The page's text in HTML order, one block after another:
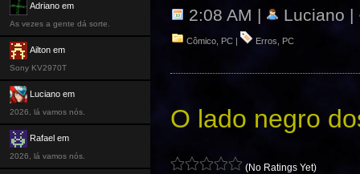
2:08 AM | Luciano |
Cômico PC Erros PC
O lado negro
(No Ratings Yet)
Adriano em
As vezes a gente dá sorte.
Ailton em
Sony KV2970T
Luciano em
2026, lá vamos nós.
Rafael em
2026, lá vamos nós.